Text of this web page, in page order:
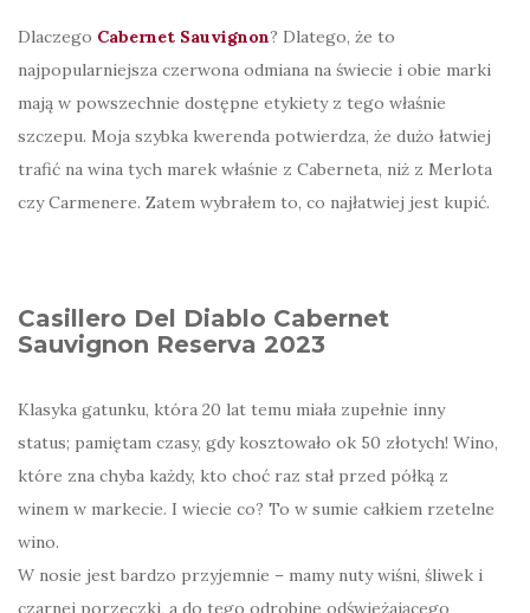
Dlaczego Cabernet Sauvignon? Dlatego, że to
najpopularniejsza czerwona odmiana na świecie i obie marki
mają w powszechnie dostępne etykiety z tego właśnie
szczepu. Moja szybka kwerenda potwierdza, że dużo łatwiej
trafić na wina tych marek właśnie z Caberneta, niż z Merlota
czy Carmenere. Zatem wybrałem to, co najłatwiej jest kupić.
Casillero Del Diablo Cabernet
Sauvignon Reserva 2023
Klasyka gatunku, która 20 lat temu miała zupełnie inny
status; pamiętam czasy, gdy kosztowało ok 50 złotych! Wino,
które zna chyba każdy, kto choć raz stał przed półką z
winem w markecie. I wiecie co? To w sumie całkiem rzetelne
wino.
W nosie jest bardzo przyjemnie – mamy nuty wiśni, śliwek i
czarnej porzeczki, a do tego odrobinę odświeżającego